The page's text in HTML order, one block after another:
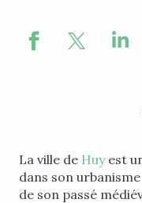
La ville de Huyest
dans son
de son passé